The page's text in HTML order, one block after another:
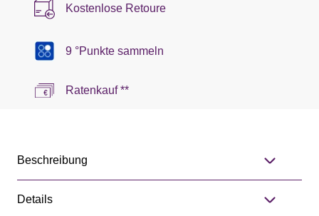
Kostenlose Retoure
9 °Punkte sammeln
Ratenkauf **
Beschreibung
Details